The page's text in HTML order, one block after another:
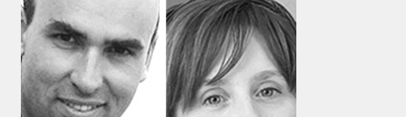
espaces, favorisant à la fois les perspectives et les espaces intimes
ainsi que les jeux d’ombre et de lumière.